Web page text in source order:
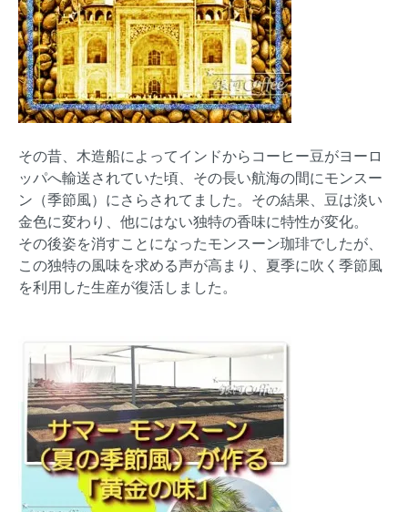
その昔、木造船によってインドからコーヒー豆がヨーロ
ッパへ輸送されていた頃、その長い航海の間にモンスー
ン（季節風）にさらされてました。その結果、豆は淡い
金色に変わり、他にはない独特の香味に特性が変化。
その後姿を消すことになったモンスーン珈琲でしたが、
この独特の風味を求める声が高まり、夏季に吹く季節風
を利用した生産が復活しました。